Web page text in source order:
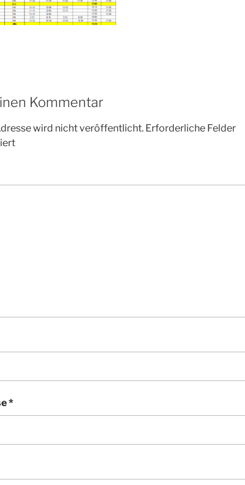
Kommentar
wird nicht veröffentlicht. Erforderliche Felder
*